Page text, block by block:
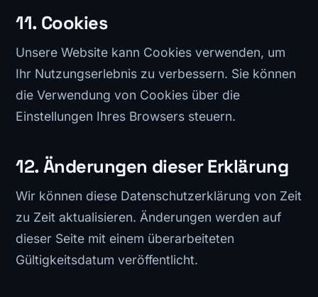
11. Cookies
Unsere Website kann Cookies verwenden, um
Ihr Nutzungserlebnis zu verbessern. Sie können
die Verwendung von Cookies über die
Einstellungen Ihres Browsers steuern.
12. Änderungen dieser Erklärung
Wir können diese Datenschutzerklärung von Zeit
zu Zeit aktualisieren. Änderungen werden auf
dieser Seite mit einem überarbeiteten
Gültigkeitsdatum veröffentlicht.